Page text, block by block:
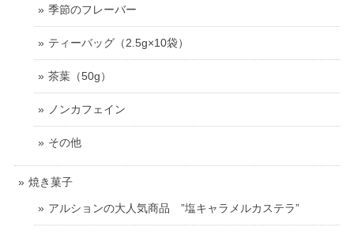
季節のフレーバー
ティーバッグ（2.5g×10袋）
茶葉（50g）
ノンカフェイン
その他
焼き菓子
アルションの大人気商品 ”塩キャラメルカステラ”